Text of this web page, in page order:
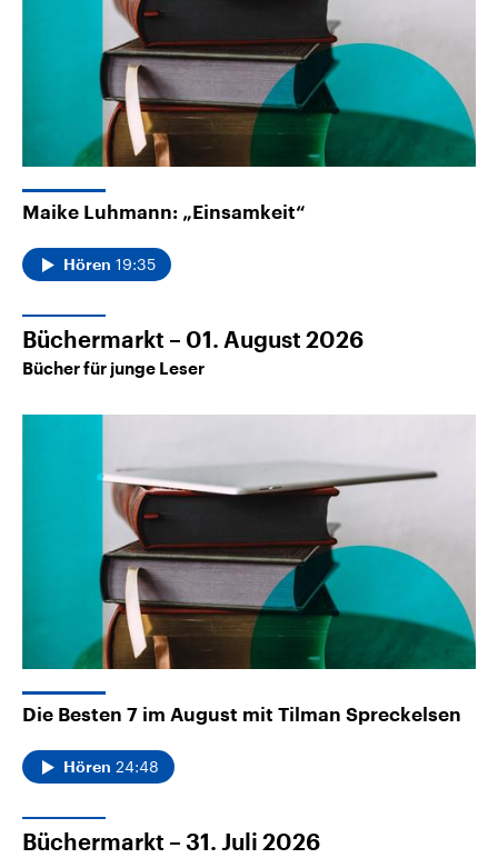
Maike Luhmann: „Einsamkeit“
Hören 19:35
Büchermarkt – 01. August 2026
Bücher für junge Leser
Die Besten 7 im August mit Tilman Spreckelsen
Hören 24:48
Büchermarkt – 31. Juli 2026